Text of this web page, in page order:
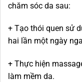
chăm sóc da sau:
+ Tạo thói quen sử
hai lần một ngày
+ Thực hiện
làm mềm da.